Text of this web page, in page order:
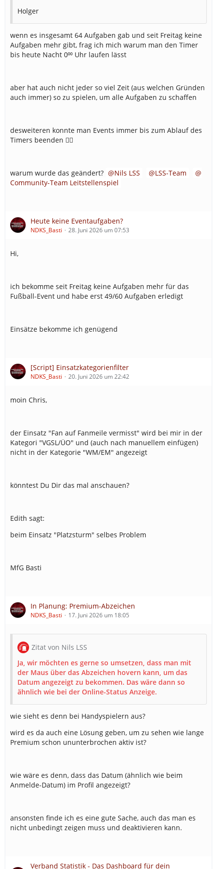
Holger
wenn es insgesamt 64 Aufgaben gab und seit Freitag keine
Aufgaben mehr gibt, frag ich mich warum man den Timer
bis heute Nacht 0⁰⁰ Uhr laufen lässt
aber hat auch nicht jeder so viel Zeit (aus welchen Gründen
auch immer) so zu spielen, um alle Aufgaben zu schaffen
desweiteren konnte man Events immer bis zum Ablauf des
Timers beenden 🤷‍♂️
warum wurde das geändert? Nils LSS
LSS-Team
Community-Team Leitstellenspiel
Heute keine Eventaufgaben?
NDKS_Basti 28. Juni 2026 um 07:53
Hi,
ich bekomme seit Freitag keine Aufgaben mehr für das
Fußball-Event und habe erst 49/60 Aufgaben erledigt
Einsätze bekomme ich genügend
[Script] Einsatzkategorienfilter
NDKS_Basti 20. Juni 2026 um 22:42
moin Chris,
der Einsatz "Fan auf Fanmeile vermisst" wird bei mir in der
Kategori "VGSL/ÜO" und (auch nach manuellem einfügen)
nicht in der Kategorie "WM/EM" angezeigt
könntest Du Dir das mal anschauen?
Edith sagt:
beim Einsatz "Platzsturm" selbes Problem
MfG Basti
In Planung: Premium-Abzeichen
NDKS_Basti 17. Juni 2026 um 18:05
Zitat von Nils LSS
Ja, wir möchten es gerne so umsetzen, dass man mit
der Maus über das Abzeichen hovern kann, um das
Datum angezeigt zu bekommen. Das wäre dann so
ähnlich wie bei der Online-Status Anzeige.
wie sieht es denn bei Handyspielern aus?
wird es da auch eine Lösung geben, um zu sehen wie lange
Premium schon ununterbrochen aktiv ist?
wie wäre es denn, dass das Datum (ähnlich wie beim
Anmelde-Datum) im Profil angezeigt?
ansonsten finde ich es eine gute Sache, auch das man es
nicht unbedingt zeigen muss und deaktivieren kann.
Verband Statistik - Das Dashboard für dein